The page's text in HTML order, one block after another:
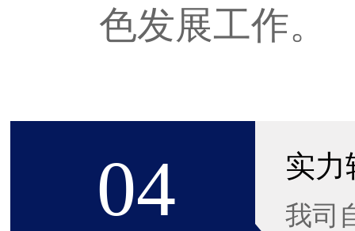
色发展工作。
04
我司